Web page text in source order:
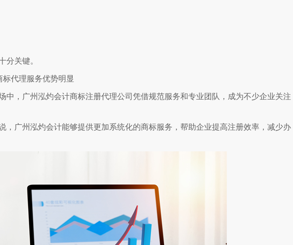
分关键。
代理服务优势明显
中，广州泓灼会计商标注册代理公司凭借规范服务和专业团队，成为不少企业关注
，广州泓灼会计能够提供更加系统化的商标服务，帮助企业提高注册效率，减少办